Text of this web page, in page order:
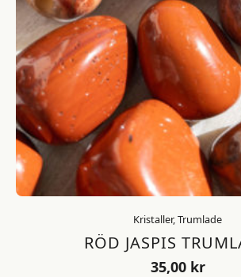
Kristaller, Trumlade
RÖD JASPIS
35,00 kr